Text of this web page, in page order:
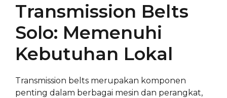
Transmission Belts
Solo: Memenuhi
Kebutuhan Lokal
Transmission belts merupakan komponen
penting dalam berbagai mesin dan perangkat,